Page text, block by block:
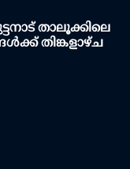
താലൂക്കിലെ
തിങ്കളാഴ്ച